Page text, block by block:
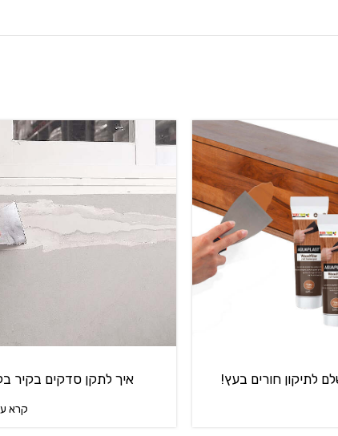
לתיקון חורים בעץ! איך לתקן סדקים בקיר
קרא